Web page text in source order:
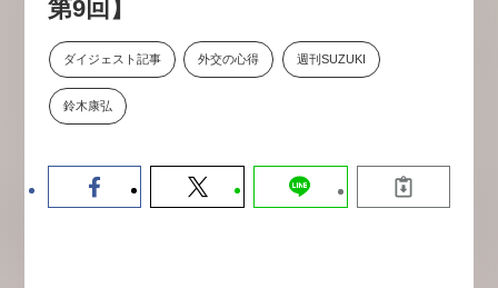
セミナー
ャリアが求められるのか
第9回】
ダイジェスト記事 外交の心得 週刊SUZUKI
鈴木康弘